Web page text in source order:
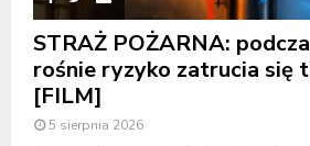
STRAŻ POŻARNA:
rośnie ryzyko zatrucia się
[FILM]
5 sierpnia 2026